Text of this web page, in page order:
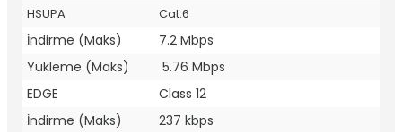
HSUPA
Cat.6
İndirme (Maks) 7.2 Mbps
Yükleme (Maks)
5.76 Mbps
EDGE
Class 12
İndirme (Maks)
237 kbps